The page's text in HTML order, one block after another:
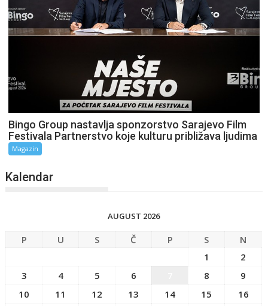
Bingo Group nastavlja sponzorstvo Sarajevo Film
Festivala Partnerstvo koje kulturu približava ljudima
Magazin
Kalendar
AUGUST 2026
P U S Č P S
N
1
2
3
4 5 6 8
9
10
11 12 13 14 15
16